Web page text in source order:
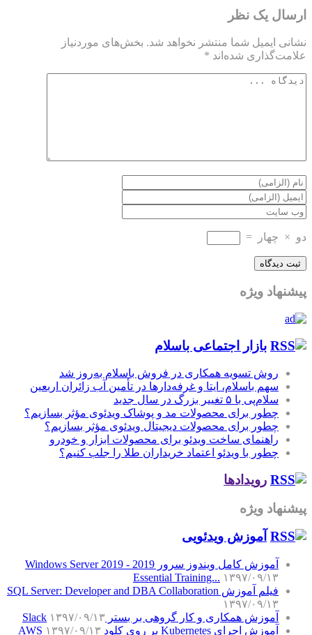
ارسال یک نظر
نشانی ایمیل شما منتشر نخواهد شد. بخش‌های موردنیاز
علامت‌گذاری شده‌اند *
دو × چهار =
پیشنهاد ویژه
بازار اجتماعی باسلام
روش تسویه همکاری در فروش باسلام به‌روز شد
سهم باسلام، ایتا و غرفه‌دارها در تأمین آب زائران اربعین
سلام‌پی با ۵ تغییر بزرگ در سال جدید
چطور برای محصولات مد و پوشاک ویدئوی مؤثر بسازیم؟
چطور برای محصولات دیجیتال ویدئوی مؤثر بسازیم؟
راهنمای ساخت ویدئو برای محصولات ابزار و خودرو
چطور با ویدئو اعتماد خریداران طلا را جلب کنیم؟
رویدادها
پیشنهاد ویژه
آموزش‌ ویدئویی
آموزش کامل ویندوز سرور 2019 - Windows Server 2019
Essential Training... ۱۳۹۷/۰۹/۱۳
فیلم آموزش SQL Server: Developer and DBA Collaboration
۱۳۹۷/۰۹/۱۳
آموزش همکاری و کار گروهی بر بستر Slack ۱۳۹۷/۰۹/۱۳
آموزش اجرای Kubernetes بر روی کلود AWS
۱۳۹۷/۰۹/۱۳